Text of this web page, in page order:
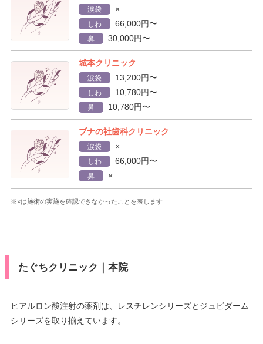
涙袋 ×
しわ 66,000円〜
鼻 30,000円〜
城本クリニック
涙袋 13,200円〜
しわ 10,780円〜
鼻 10,780円〜
ブナの社歯科クリニック
涙袋 ×
しわ 66,000円〜
鼻 ×
※×は施術の実施を確認できなかったことを表します
たぐちクリニック｜本院
ヒアルロン酸注射の薬剤は、レスチレンシリーズとジュビダーム
シリーズを取り揃えています。